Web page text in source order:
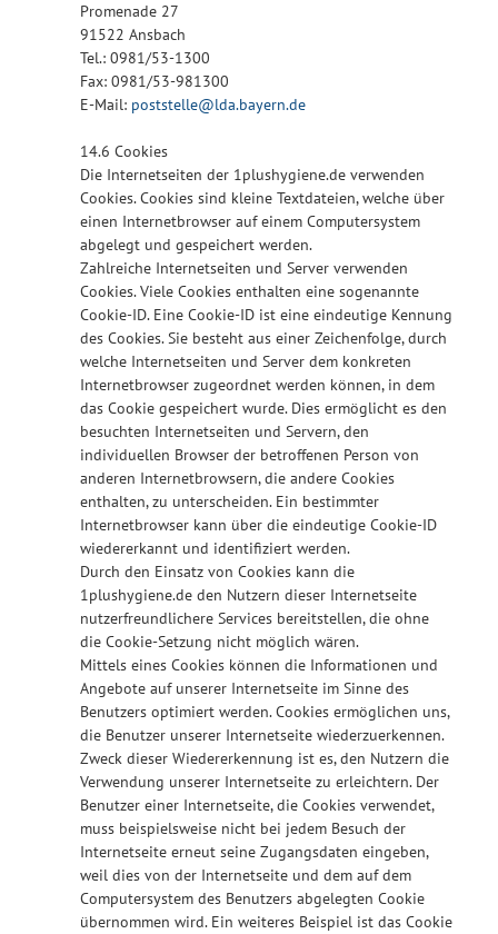
Promenade 27
91522 Ansbach
Tel.: 0981/53-1300
Fax: 0981/53-981300
E-Mail: poststelle@lda.bayern.de
14.6 Cookies
Die Internetseiten der 1plushygiene.de verwenden
Cookies. Cookies sind kleine Textdateien, welche über
einen Internetbrowser auf einem Computersystem
abgelegt und gespeichert werden.
Zahlreiche Internetseiten und Server verwenden
Cookies. Viele Cookies enthalten eine sogenannte
Cookie-ID. Eine Cookie-ID ist eine eindeutige Kennung
des Cookies. Sie besteht aus einer Zeichenfolge, durch
welche Internetseiten und Server dem konkreten
Internetbrowser zugeordnet werden können, in dem
das Cookie gespeichert wurde. Dies ermöglicht es den
besuchten Internetseiten und Servern, den
individuellen Browser der betroffenen Person von
anderen Internetbrowsern, die andere Cookies
enthalten, zu unterscheiden. Ein bestimmter
Internetbrowser kann über die eindeutige Cookie-ID
wiedererkannt und identifiziert werden.
Durch den Einsatz von Cookies kann die
1plushygiene.de den Nutzern dieser Internetseite
nutzerfreundlichere Services bereitstellen, die ohne
die Cookie-Setzung nicht möglich wären.
Mittels eines Cookies können die Informationen und
Angebote auf unserer Internetseite im Sinne des
Benutzers optimiert werden. Cookies ermöglichen uns,
die Benutzer unserer Internetseite wiederzuerkennen.
Zweck dieser Wiedererkennung ist es, den Nutzern die
Verwendung unserer Internetseite zu erleichtern. Der
Benutzer einer Internetseite, die Cookies verwendet,
muss beispielsweise nicht bei jedem Besuch der
Internetseite erneut seine Zugangsdaten eingeben,
weil dies von der Internetseite und dem auf dem
Computersystem des Benutzers abgelegten Cookie
übernommen wird. Ein weiteres Beispiel ist das Cookie